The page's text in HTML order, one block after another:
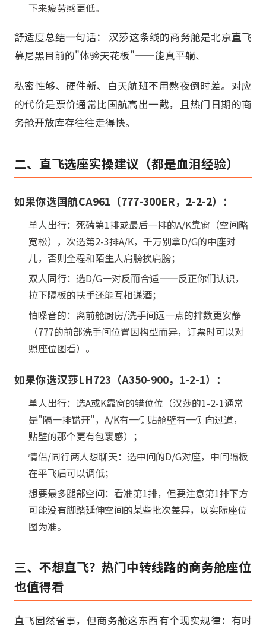
下来疲劳感更低。
舒适度总结一句话： 汉莎这条线的商务舱是北京直飞
慕尼黑目前的"体验天花板"——能真平躺、
私密性够、硬件新、白天航班不用熬夜倒时差。对应
的代价是票价通常比国航高出一截，且热门日期的商
务舱开放库存往往走得快。
二、直飞选座实操建议（都是血泪经验）
如果你选国航CA961（777-300ER，2-2-2）：
单人出行：死磕第1排或最后一排的A/K靠窗（空间略
宽松），次选第2-3排A/K，千万别拿D/G的中座对
儿，否则全程和陌生人肩膀挨肩膀；
双人同行：选D/G一对反而合适——反正你们认识，
拉下隔板的扶手还能互相递酒；
怕噪音的：离前舱厨房/洗手间远一点的排数更安静
（777的前部洗手间位置因构型而异，订票时可以对
照座位图看）。
如果你选汉莎LH723（A350-900，1-2-1）：
单人出行：选A或K靠窗的错位位（汉莎的1-2-1通常
是"隔一排错开"，A/K有一侧贴舱壁有一侧向过道，
贴壁的那个更有包裹感）；
情侣/同行两人想聊天：选中间的D/G对座，中间隔板
在平飞后可以调低；
想要最多腿部空间：看准第1排，但要注意第1排下方
可能没有脚踏延伸空间的某些批次差异，以实际座位
图为准。
三、不想直飞？热门中转线路的商务舱座位
也值得看
直飞固然省事，但商务舱这东西有个现实规律：有时